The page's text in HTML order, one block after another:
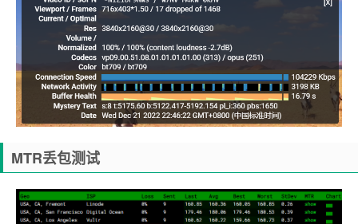
MTR丢包测试